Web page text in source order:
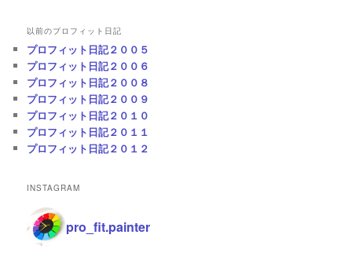
以前のプロフィット日記
プロフィット日記２００５
プロフィット日記２００６
プロフィット日記２００８
プロフィット日記２００９
プロフィット日記２０１０
プロフィット日記２０１１
プロフィット日記２０１２
INSTAGRAM
pro_fit.painter